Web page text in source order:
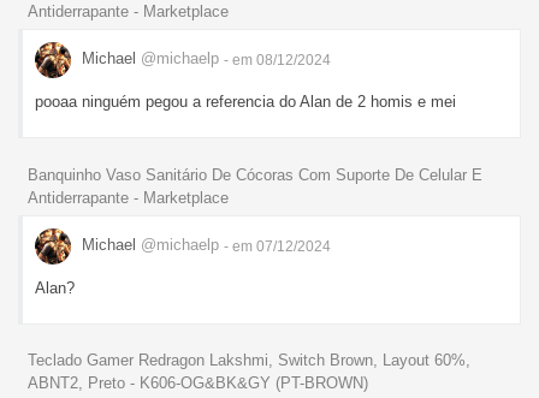
Antiderrapante - Marketplace
Michael @michaelp - em 08/12/2024
pooaa ninguém pegou a referencia do Alan de 2 homis e mei
Banquinho Vaso Sanitário De Cócoras Com Suporte De Celular E
Antiderrapante - Marketplace
Michael @michaelp - em 07/12/2024
Alan?
Teclado Gamer Redragon Lakshmi, Switch Brown, Layout 60%,
ABNT2, Preto - K606-OG&BK&GY (PT-BROWN)